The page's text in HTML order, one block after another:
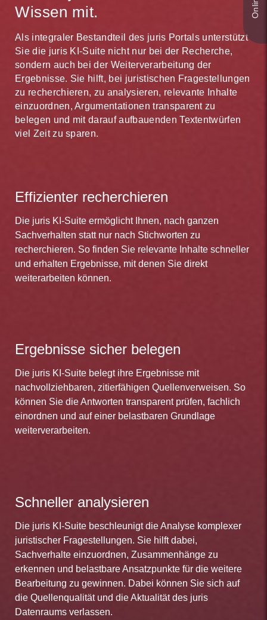
Sekundenschnell finden Sie die für Sie relevanten
Entscheidungen und die zitierten Normen. Mit den
enthaltenen Formularen und Checklisten sparen Sie
noch mehr Zeit. Mit juris arbeiten Sie effizient.
Für Sie wichtige Themen, etwa neue BFH-
systemgestützte, intelligente juris Monitoring
beobachten. Aktualisierungen sehen Sie bei jedem
Login direkt in Ihrem persönlichen Newsbereich. Auf
Wunsch werden Sie zusätzlich per E-Mail informiert.
Dank juris sind Sie schneller aktuell.
Wissen mit.
Als integraler Bestandteil des juris Portals unterstützt
Sie die juris KI-Suite nicht nur bei der Recherche,
sondern auch bei der Weiterverarbeitung der
Ergebnisse. Sie hilft, bei juristischen Fragestellungen
zu recherchieren, zu analysieren, relevante Inhalte
einzuordnen, Argumentationen transparent zu
belegen und mit darauf aufbauenden Textentwürfen
viel Zeit zu sparen.
Effizienter recherchieren
Die juris KI-Suite ermöglicht Ihnen, nach ganzen
Sachverhalten statt nur nach Stichworten zu
recherchieren. So finden Sie relevante Inhalte schneller
und erhalten Ergebnisse, mit denen Sie direkt
weiterarbeiten können.
Ergebnisse sicher belegen
Die juris KI-Suite belegt ihre Ergebnisse mit
nachvollziehbaren, zitierfähigen Quellenverweisen. So
können Sie die Antworten transparent prüfen, fachlich
einordnen und auf einer belastbaren Grundlage
weiterverarbeiten.
Schneller analysieren
Die juris KI-Suite beschleunigt die Analyse komplexer
juristischer Fragestellungen. Sie hilft dabei,
Sachverhalte einzuordnen, Zusammenhänge zu
erkennen und belastbare Ansatzpunkte für die weitere
Bearbeitung zu gewinnen. Dabei können Sie sich auf
die Quellenqualität und die Aktualität des juris
Datenraums verlassen.